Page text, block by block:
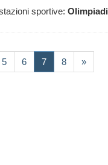
sportive: Olimpiadi
5 6 7(current)
8 »